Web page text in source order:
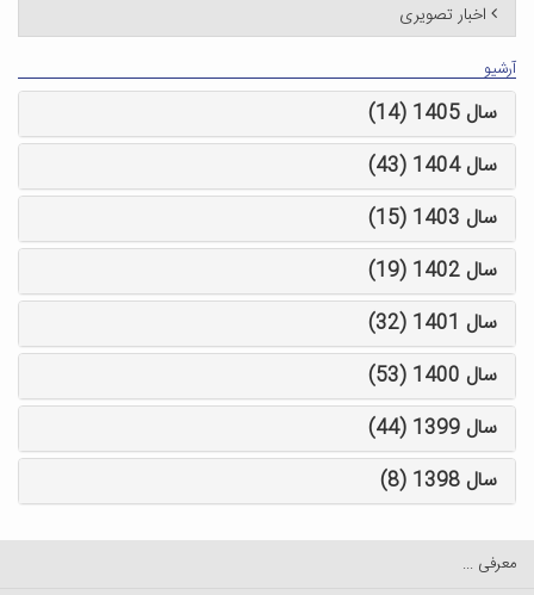
اخبار تصویری
آرشیو
سال 1405 (14)
سال 1404 (43)
سال 1403 (15)
سال 1402 (19)
سال 1401 (32)
سال 1400 (53)
سال 1399 (44)
سال 1398 (8)
معرفی ...